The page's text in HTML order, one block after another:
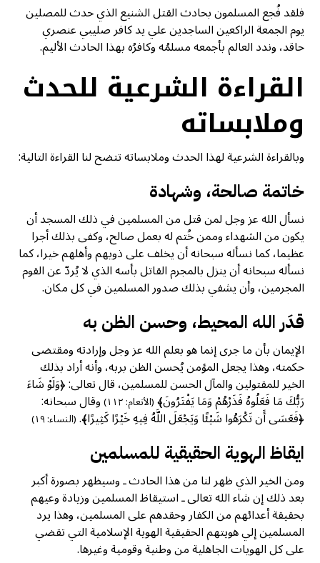
فلقد فُجع المسلمون بحادث القتل الشنيع الذي حدث للمصلين
يوم الجمعة الراكعين الساجدين علي يد كافر صليبي عنصري
حاقد، وندد العالم بأجمعه مسلمُه وكافرُه بهذا الحادث الأليم.
القراءة الشرعية للحدث
وملابساته
وبالقراءة الشرعية لهذا الحدث وملابساته تتضح لنا القراءة التالية:
خاتمة صالحة، وشهادة
نسأل الله عز وجل لمن قتل من المسلمين في ذلك المسجد أن
يكون من الشهداء وممن خُتم له بعمل صالح، وكفى بذلك أجرا
عظيما، كما نسأله سبحانه أن يخلف على ذويهم وأهلهم خيرا، كما
نسأله سبحانه أن ينزل بالمجرم القاتل بأسه الذي لا يُردّ عن القوم
المجرمين، وأن يشفي بذلك صدور المسلمين في كل مكان.
قدَر الله المحيط، وحسن الظن به
الإيمان بأن ما جرى إنما هو بعلم الله عز وجل وإرادته ومقتضى
حكمته، وهذا يجعل المؤمن يُحسن الظن بربه، وأنه أراد بذلك
الخير للمقتولين والمآل الحسن للمسلمين، قال تعالى: ﴿وَلَوْ شَاءَ
رَبُّكَ مَا فَعَلُوهُ فَذَرْهُمْ وَمَا يَفْتَرُونَ﴾(الأنعام: ١١٢) وقال سبحانه:
﴿فَعَسَى أَن تَكْرَهُوا شَيْئًا وَيَجْعَلَ اللَّهُ فِيهِ خَيْرًا كَثِيرًا﴾.(النساء: ١٩)
ايقاظ الهوية الحقيقية للمسلمين
ومن الخير الذي ظهر لنا من هذا الحادث ـ وسيظهر بصورة أكبر
بعد ذلك إن شاء الله تعالى ـ استيقاظ المسلمين وزيادة وعيهم
بحقيقة أعدائهم من الكفار وحقدهم على المسلمين، وهذا يرد
المسلمين إلي هويتهم الحقيقية الهوية الإسلامية التي تقضي
على كل الهويات الجاهلية من وطنية وقومية وغيرها.